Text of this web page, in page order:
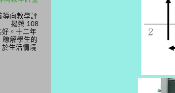
導向教學評
揭櫫 108
。十二年
瞭解學生的
生活情境